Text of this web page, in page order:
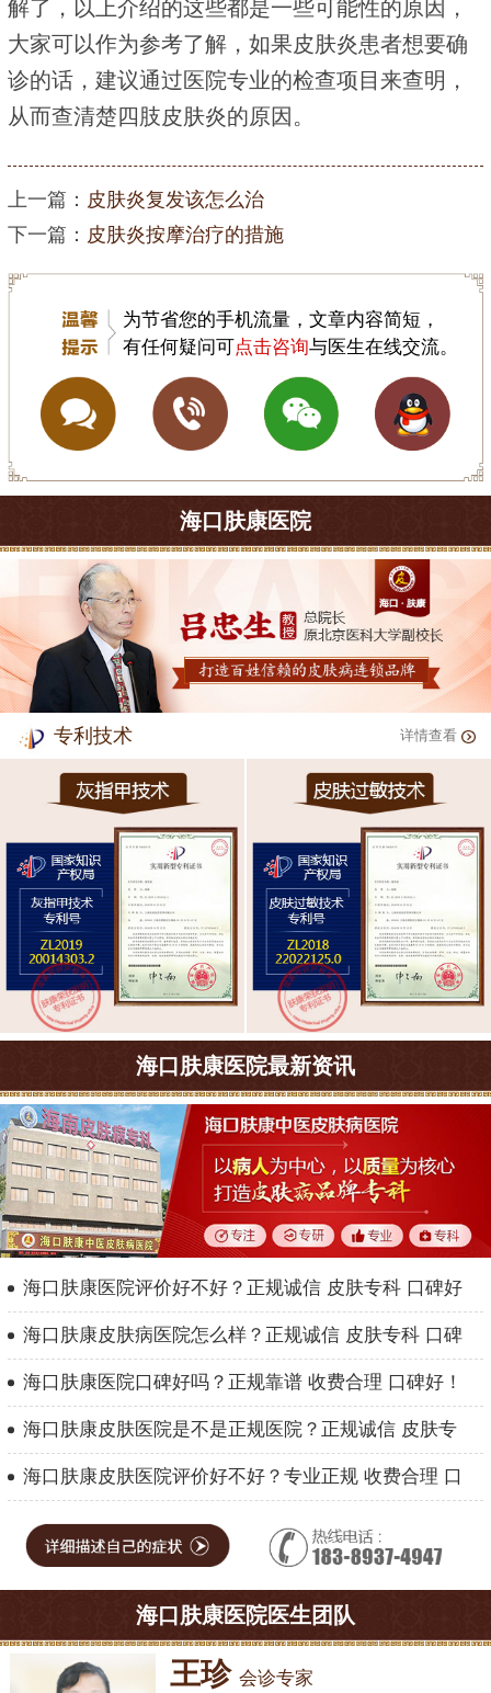
解了，以上介绍的这些都是一些可能性的原因，
大家可以作为参考了解，如果皮肤炎患者想要确
诊的话，建议通过医院专业的检查项目来查明，
从而查清楚四肢皮肤炎的原因。
上一篇： 皮肤炎复发该怎么治
下一篇： 皮肤炎按摩治疗的措施
为节省您的手机流量，文章内容简短，
有任何疑问可点击咨询与医生在线交流。
海口肤康医院
专利技术 详情查看
海口肤康医院最新资讯
海口肤康医院评价好不好？正规诚信 皮肤专科 口碑好
海口肤康皮肤病医院怎么样？正规诚信 皮肤专科 口碑
海口肤康医院口碑好吗？正规靠谱 收费合理 口碑好！
海口肤康皮肤医院是不是正规医院？正规诚信 皮肤专
海口肤康皮肤医院评价好不好？专业正规 收费合理 口
海口肤康医院医生团队
王珍 会诊专家